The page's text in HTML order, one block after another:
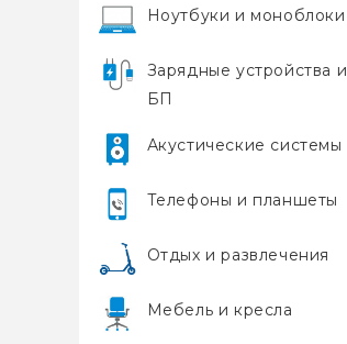
Ноутбуки и моноблоки
Зарядные устройства и
БП
Акустические системы
Телефоны и планшеты
Отдых и развлечения
Мебель и кресла